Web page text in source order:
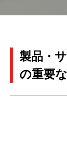
製品・
の重要